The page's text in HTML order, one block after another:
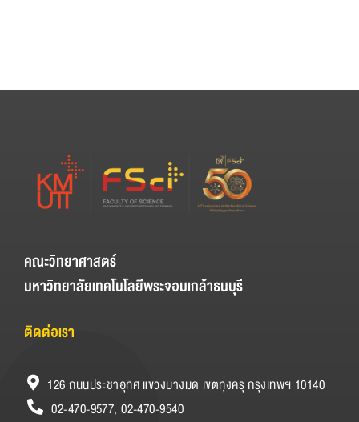
คณะวิทยาศาสตร์
มหาวิทยาลัยเทคโนโลยีพระจอมเกล้าธนบุรี
ติดต่อเรา
126 ถนนประชาอุทิศ แขวงบางมด เขตทุ่งครุ กรุงเทพฯ 10140
02-470-9577, 02-470-9540